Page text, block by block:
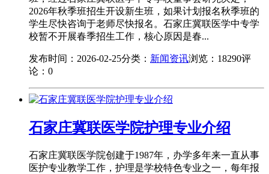
2026年秋季班招生开设新生班，如果计划报名秋季班的
学生尽快咨询于老师尽快报名。石家庄冀联医学中专学
校暂不开展春季招生工作，核心原因是春...
发布时间：2026-02-25分类： 新闻资讯浏览：18290评
论：0
石家庄冀联医学院护理专业介绍
石家庄冀联医学院创建于1987年，办学多年来一直从事
医护专业教学工作，护理是学校特色专业之一，每年报